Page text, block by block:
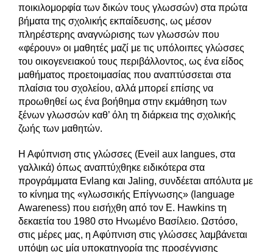
ποικιλομορφία των δικών τους γλωσσών) στα πρώτα
βήματα της σχολικής εκπαίδευσης, ως μέσον
πληρέστερης αναγνώρισης των γλωσσών που
«φέρουν» οι μαθητές μαζί με τις υπόλοιπες γλώσσες
του οικογενειακού τους περιβάλλοντος, ως ένα είδος
μαθήματος προετοιμασίας που αναπτύσσεται στα
πλαίσια του σχολείου, αλλά μπορεί επίσης να
προωθηθεί ως ένα βοήθημα στην εκμάθηση των
ξένων γλωσσών καθ’ όλη τη διάρκεια της σχολικής
ζωής των μαθητών.
Η Αφύπνιση στις γλώσσες (Eveil aux langues, στα
γαλλικά) όπως αναπτύχθηκε ειδικότερα στα
προγράμματα Evlang και Jaling, συνδέεται απόλυτα με
το κίνημα της «γλωσσικής Επίγνωσης» (language
Awareness) που εισήχθη από τον E. Hawkins τη
δεκαετία του 1980 στο Ηνωμένο Βασίλειο. Ωστόσο,
στις μέρες μας, η Αφύπνιση στις γλώσσες λαμβάνεται
υπόψη ως μία υποκατηγορία της προσέγγισης